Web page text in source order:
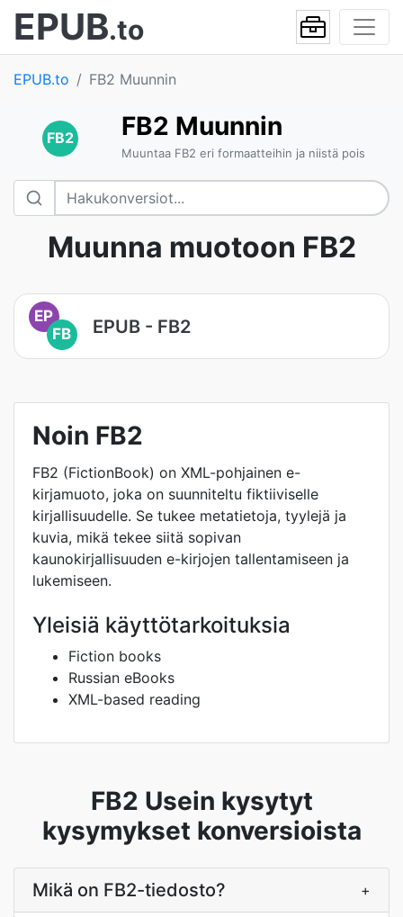
EPUB.to
EPUB.to FB2 Muunnin
FB2 FB2 Muunnin
Muuntaa FB2 eri formaatteihin ja niistä pois
Muunna muotoon FB2
EP
FB
EPUB - FB2
Noin FB2
FB2 (FictionBook) on XML-pohjainen e-
kirjamuoto, joka on suunniteltu fiktiiviselle
kirjallisuudelle. Se tukee metatietoja, tyylejä ja
kuvia, mikä tekee siitä sopivan
kaunokirjallisuuden e-kirjojen tallentamiseen ja
lukemiseen.
Yleisiä käyttötarkoituksia
Fiction books
Russian eBooks
XML-based reading
FB2 Usein kysytyt
kysymykset konversioista
Mikä on FB2-tiedosto? +